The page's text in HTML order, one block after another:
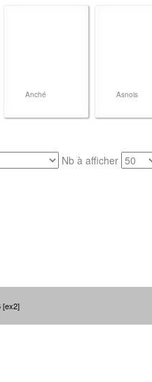
Anché Asnois
Nb à afficher
[ex2]